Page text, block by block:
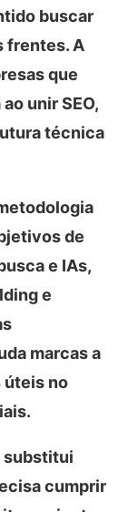
buscar
frentes. A
que
unir SEO,
técnica
de
e IAs,
e
marcas a
úteis no
substitui
cumprir